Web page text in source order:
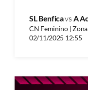
SL Benficavs A
CN Feminino | Zona
02/11/2025 12:55